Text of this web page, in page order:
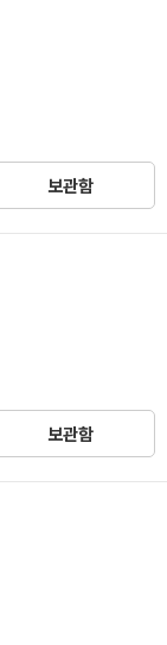
보관함
보관함